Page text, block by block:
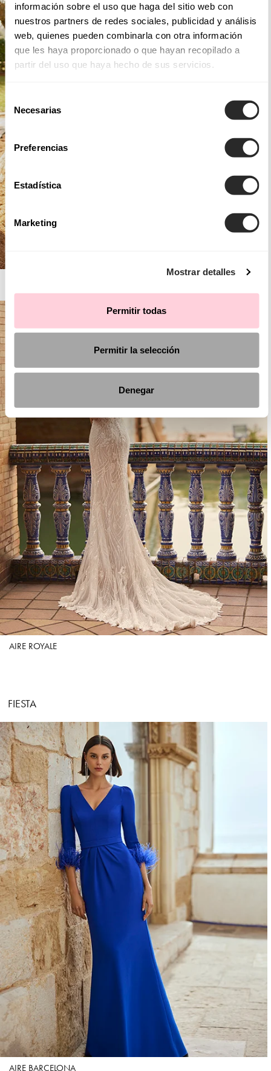
información sobre el uso que haga del sitio web con
nuestros partners de redes sociales, publicidad y análisis
web, quienes pueden combinarla con otra información
que les haya proporcionado o que hayan recopilado a
partir del uso que haya hecho de sus servicios.
de
consentimiento
Necesarias
Preferencias
Estadística
Marketing
Mostrar detalles
Permitir todas
Permitir la selección
Denegar
AIRE ROYALE
FIESTA
AIRE BARCELONA